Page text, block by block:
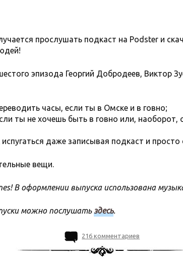
прослушать подкаст на Podster и
эпизода Георгий Добродеев, Виктор
часы, если ты в Омске и в говно;
ты не хочешь быть в говно или, наоборот,
даже записывая подкаст и
вещи.
В оформлении выпуска использована
можно послушатьздесь.
216 комментариев